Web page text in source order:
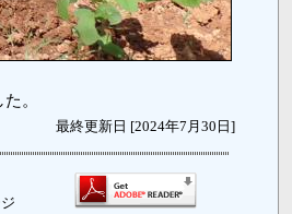
。
最終更新日 [2024年7月30日]